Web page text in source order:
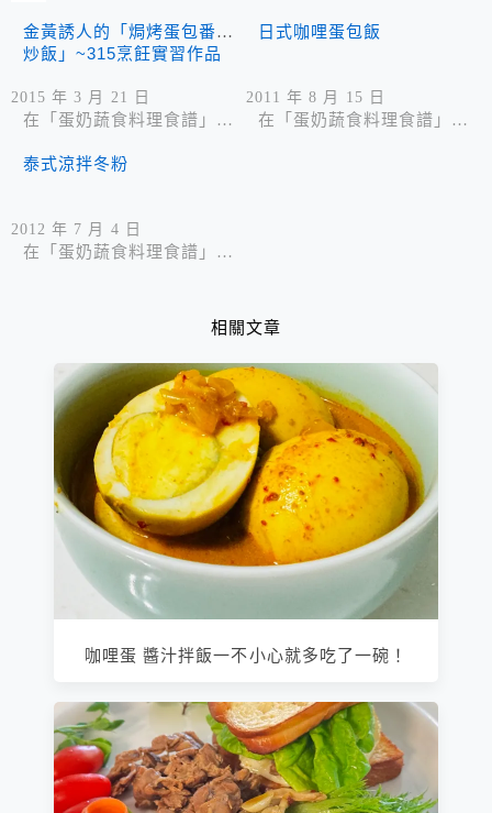
金黃誘人的「焗烤蛋包番茄
炒飯」~315烹飪實習作品
2015 年 3 月 21 日
在「蛋奶蔬食料理食譜」中
日式咖哩蛋包飯
2011 年 8 月 15 日
在「蛋奶蔬食料理食譜」中
泰式涼拌冬粉
2012 年 7 月 4 日
在「蛋奶蔬食料理食譜」中
相關文章
咖哩蛋 醬汁拌飯一不小心就多吃了一碗！